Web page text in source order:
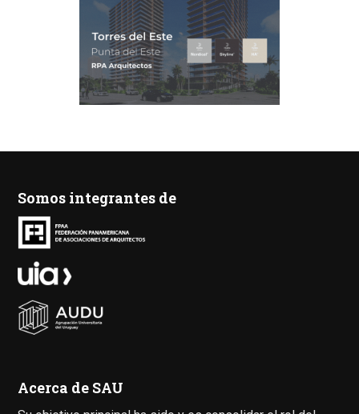
Somos integrantes de
Acerca de SAU